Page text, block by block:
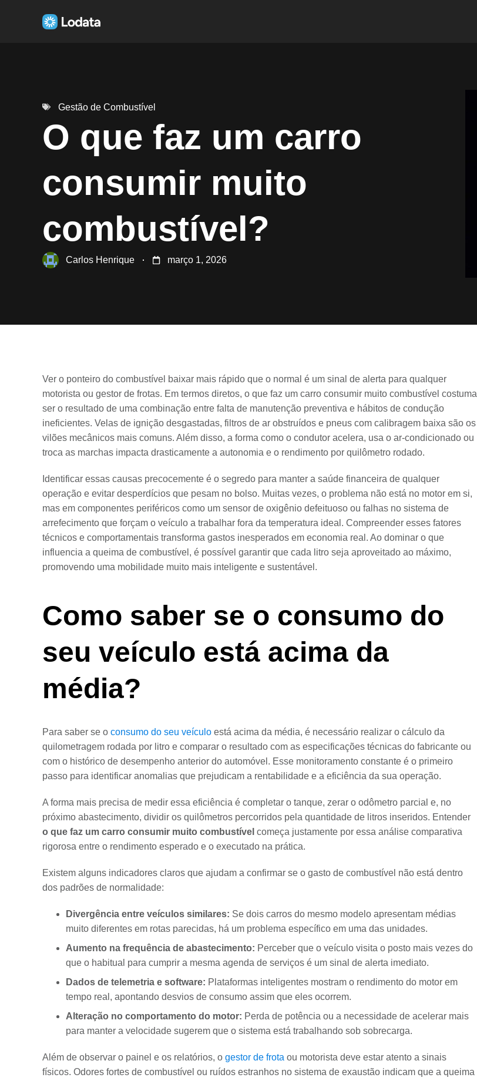
Gestão de Combustível
O que faz um carro
consumir muito
combustível?
Carlos Henrique março 1, 2026
Ver o ponteiro do combustível baixar mais rápido que o normal é um sinal de alerta para qualquer
motorista ou gestor de frotas. Em termos diretos, o que faz um carro consumir muito combustível costuma
ser o resultado de uma combinação entre falta de manutenção preventiva e hábitos de condução
ineficientes. Velas de ignição desgastadas, filtros de ar obstruídos e pneus com calibragem baixa são os
vilões mecânicos mais comuns. Além disso, a forma como o condutor acelera, usa o ar-condicionado ou
troca as marchas impacta drasticamente a autonomia e o rendimento por quilômetro rodado.
Identificar essas causas precocemente é o segredo para manter a saúde financeira de qualquer
operação e evitar desperdícios que pesam no bolso. Muitas vezes, o problema não está no motor em si,
mas em componentes periféricos como um sensor de oxigênio defeituoso ou falhas no sistema de
arrefecimento que forçam o veículo a trabalhar fora da temperatura ideal. Compreender esses fatores
técnicos e comportamentais transforma gastos inesperados em economia real. Ao dominar o que
influencia a queima de combustível, é possível garantir que cada litro seja aproveitado ao máximo,
promovendo uma mobilidade muito mais inteligente e sustentável.
Como saber se o consumo do
seu veículo está acima da
média?
Para saber se o consumo do seu veículo está acima da média, é necessário realizar o cálculo da
quilometragem rodada por litro e comparar o resultado com as especificações técnicas do fabricante ou
com o histórico de desempenho anterior do automóvel. Esse monitoramento constante é o primeiro
passo para identificar anomalias que prejudicam a rentabilidade e a eficiência da sua operação.
A forma mais precisa de medir essa eficiência é completar o tanque, zerar o odômetro parcial e, no
próximo abastecimento, dividir os quilômetros percorridos pela quantidade de litros inseridos. Entender
o que faz um carro consumir muito combustível começa justamente por essa análise comparativa
rigorosa entre o rendimento esperado e o executado na prática.
Existem alguns indicadores claros que ajudam a confirmar se o gasto de combustível não está dentro
dos padrões de normalidade:
Divergência entre veículos similares: Se dois carros do mesmo modelo apresentam médias
muito diferentes em rotas parecidas, há um problema específico em uma das unidades.
Aumento na frequência de abastecimento: Perceber que o veículo visita o posto mais vezes do
que o habitual para cumprir a mesma agenda de serviços é um sinal de alerta imediato.
Dados de telemetria e software: Plataformas inteligentes mostram o rendimento do motor em
tempo real, apontando desvios de consumo assim que eles ocorrem.
Alteração no comportamento do motor: Perda de potência ou a necessidade de acelerar mais
para manter a velocidade sugerem que o sistema está trabalhando sob sobrecarga.
Além de observar o painel e os relatórios, o gestor de frota ou motorista deve estar atento a sinais
físicos. Odores fortes de combustível ou ruídos estranhos no sistema de exaustão indicam que a queima